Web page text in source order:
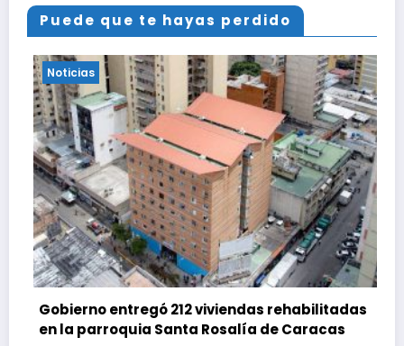
Puede que te hayas perdido
Noticias
Gobierno entregó 212 viviendas rehabilitadas
en la parroquia Santa Rosalía de Caracas